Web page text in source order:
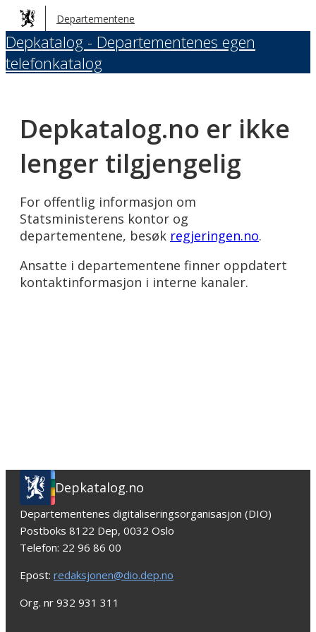
Hopp
til
hovedinnhold
Departementene
Depkatalog - Departementenes egen
telefonkatalog
Depkatalog.no er ikke
lenger tilgjengelig
For offentlig informasjon om
Statsministerens kontor og
departementene, besøk regjeringen.no.
Ansatte i departementene finner oppdatert
kontaktinformasjon i interne kanaler.
Depkatalog.no
Departementenes digitaliseringsorganisasjon (DIO)
Postboks 8122 Dep, 0032 Oslo
Telefon: 22 96 86 00
Epost: redaksjonen@dio.dep.no
Org. nr 932 931 311